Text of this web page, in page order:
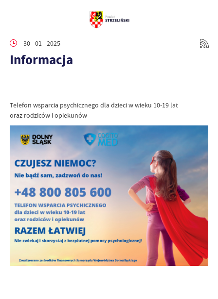
30 - 01 - 2025
Informacja
Telefon wsparcia psychicznego dla dzieci w wieku 10-19 lat
oraz rodziców i opiekunów